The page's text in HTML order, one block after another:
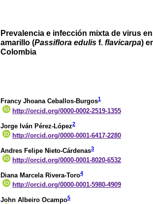
Prevalencia e infección mixta de virus
amarillo (Passiflora edulis f. flavicarpa)
Colombia
Francy Jhoana Ceballos-Burgos1
http://orcid.org/0000-0002-2519-1355
Jorge Iván Pérez-López2
http://orcid.org/0000-0001-6417-2280
Andres Felipe Nieto-Cárdenas3
http://orcid.org/0000-0001-8020-6532
Diana Marcela Rivera-Toro4
http://orcid.org/0000-0001-5980-4909
John Albeiro Ocampo5